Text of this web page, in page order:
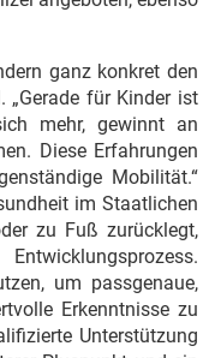
ganz konkret den
„Gerade für Kinder ist
mehr, gewinnt an
Diese Erfahrungen
Mobilität.“
im Staatlichen
zu Fuß zurücklegt,
um passgenaue,
Erkenntnisse zu
Unterstützung